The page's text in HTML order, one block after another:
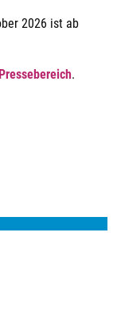
2026 ist ab
Pressebereich.